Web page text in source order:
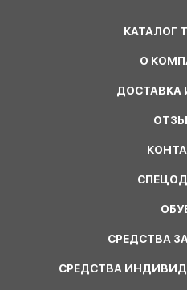
КАТАЛОГ
О
ДОСТАВКА
СРЕДСТВА
СРЕДСТВА